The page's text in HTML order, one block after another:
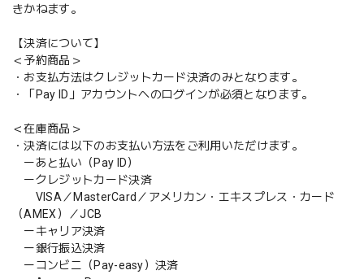
きかねます。
【決済について】
＜予約商品＞
・お支払方法はクレジットカード決済のみとなります。
・「Pay ID」アカウントへのログインが必須となります。
＜在庫商品＞
・決済には以下のお支払い方法をご利用いただけます。
ーあと払い（Pay ID）
ークレジットカード決済
VISA／MasterCard／アメリカン・エキスプレス・カード
（AMEX）／JCB
ーキャリア決済
ー銀行振込決済
ーコンビニ（Pay-easy）決済